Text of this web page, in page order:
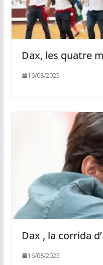
Dax, les quatre
16/08/2025
Dax , la corrida
16/08/2025